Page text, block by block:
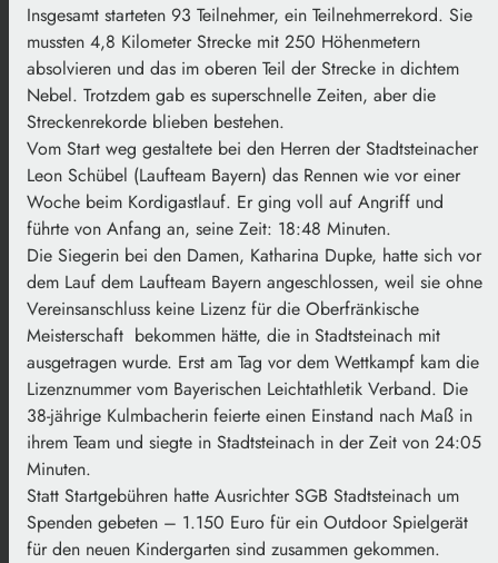
Insgesamt starteten 93 Teilnehmer, ein Teilnehmerrekord. Sie
mussten 4,8 Kilometer Strecke mit 250 Höhenmetern
absolvieren und das im oberen Teil der Strecke in dichtem
Nebel. Trotzdem gab es superschnelle Zeiten, aber die
Streckenrekorde blieben bestehen.
Vom Start weg gestaltete bei den Herren der Stadtsteinacher
Leon Schübel (Laufteam Bayern) das Rennen wie vor einer
Woche beim Kordigastlauf. Er ging voll auf Angriff und
führte von Anfang an, seine Zeit: 18:48 Minuten.
Die Siegerin bei den Damen, Katharina Dupke, hatte sich vor
dem Lauf dem Laufteam Bayern angeschlossen, weil sie ohne
Vereinsanschluss keine Lizenz für die Oberfränkische
Meisterschaft bekommen hätte, die in Stadtsteinach mit
ausgetragen wurde. Erst am Tag vor dem Wettkampf kam die
Lizenznummer vom Bayerischen Leichtathletik Verband. Die
38-jährige Kulmbacherin feierte einen Einstand nach Maß in
ihrem Team und siegte in Stadtsteinach in der Zeit von 24:05
Minuten.
Statt Startgebühren hatte Ausrichter SGB Stadtsteinach um
Spenden gebeten – 1.150 Euro für ein Outdoor Spielgerät
für den neuen Kindergarten sind zusammen gekommen.